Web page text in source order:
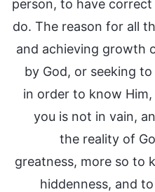
person, to have
do. The reason for all
and achieving growth
by God, or seeking
in order to know
you is not in vain,
the reality of
greatness, more so to
hiddenness, and